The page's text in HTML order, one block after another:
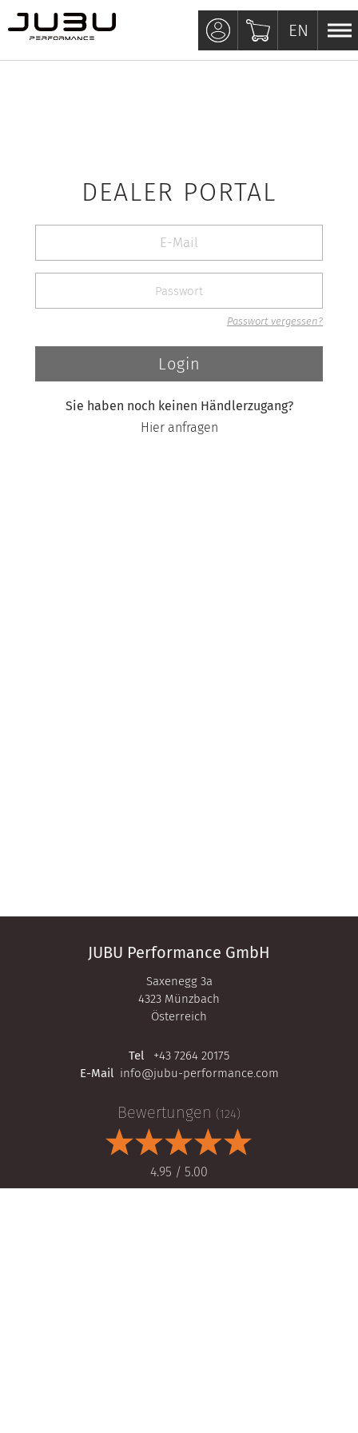
EN
EN
DEALER PORTAL
Passwort vergessen?
Login
Sie haben noch keinen Händlerzugang?
Hier anfragen
JUBU Performance GmbH
Saxenegg 3a
4323 Münzbach
Österreich
Tel
+43 7264 20175
E-Mail info@jubu-performance.com
Bewertungen (124)
4.95 / 5.00